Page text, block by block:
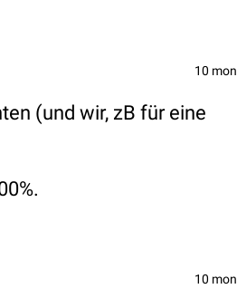
10 mon
(und wir, zB für eine
10 mon